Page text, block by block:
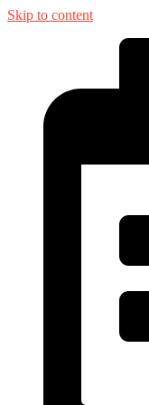
Skip to content